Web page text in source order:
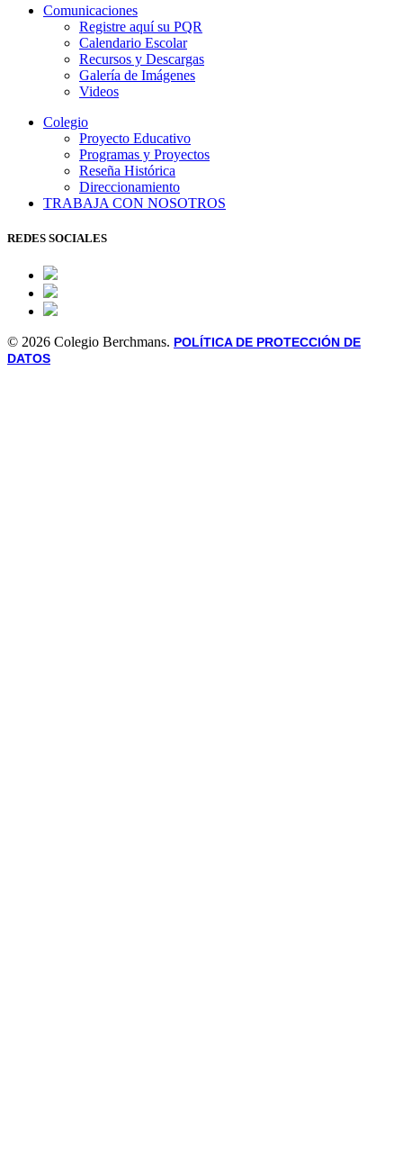
Comunicaciones
Registre aquí su PQR
Calendario Escolar
Recursos y Descargas
Galería de Imágenes
Videos
Colegio
Proyecto Educativo
Programas y Proyectos
Reseña Histórica
Direccionamiento
TRABAJA CON NOSOTROS
REDES SOCIALES
© 2026 Colegio Berchmans. POLÍTICA DE PROTECCIÓN DE
DATOS